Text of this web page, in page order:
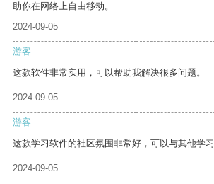
助你在网络上自由移动。
2024-09-05
游客
这款软件非常实用，可以帮助我解决很多问题。
2024-09-05
游客
这款学习软件的社区氛围非常好，可以与其他学
2024-09-05